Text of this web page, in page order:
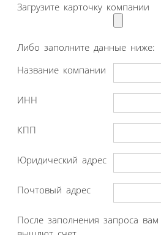
Загрузите карточку компании
Либо заполните данные ниже:
Название компании
ИНН
КПП
Юридический адрес
Почтовый адрес
После заполнения запроса